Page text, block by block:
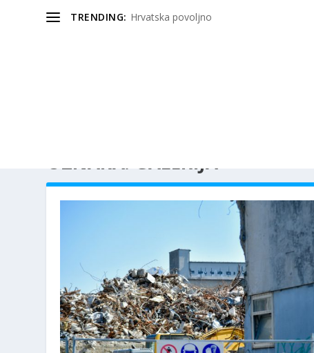
TRENDING: Hrvatska povoljno
OZNAKA: GALERIJA